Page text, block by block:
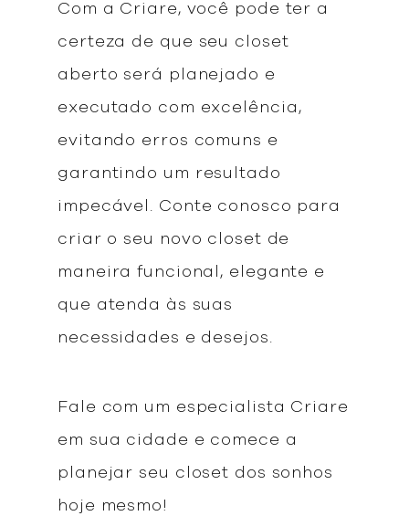
Com a Criare, você pode ter a
certeza de que seu closet
aberto será planejado e
executado com excelência,
evitando erros comuns e
garantindo um resultado
impecável. Conte conosco para
criar o seu novo closet de
maneira funcional, elegante e
que atenda às suas
necessidades e desejos.
Fale com um especialista Criare
em sua cidade e comece a
planejar seu closet dos sonhos
hoje mesmo!